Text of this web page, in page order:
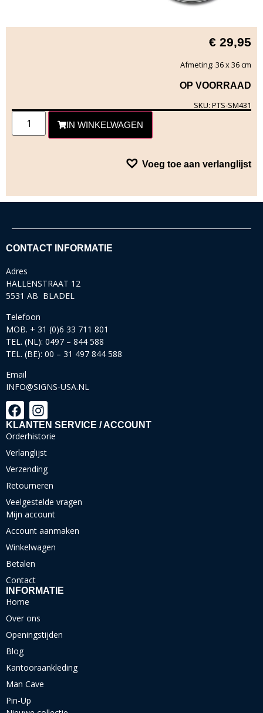
€ 29,95
Afmeting: 36 x 36 cm
OP VOORRAAD
SKU: PTS-SM431
IN WINKELWAGEN
Voeg toe aan verlanglijst
CONTACT INFORMATIE
Adres
HALLENSTRAAT 12
5531 AB BLADEL
Telefoon
MOB. + 31 (0)6 33 711 801
TEL. (NL): 0497 – 844 588
TEL. (BE): 00 – 31 497 844 588
Email
INFO@SIGNS-USA.NL
KLANTEN SERVICE / ACCOUNT
Orderhistorie
Verlanglijst
Verzending
Retourneren
Veelgestelde vragen
Mijn account
Account aanmaken
Winkelwagen
Betalen
Contact
INFORMATIE
Home
Over ons
Openingstijden
Blog
Kantooraankleding
Man Cave
Pin-Up